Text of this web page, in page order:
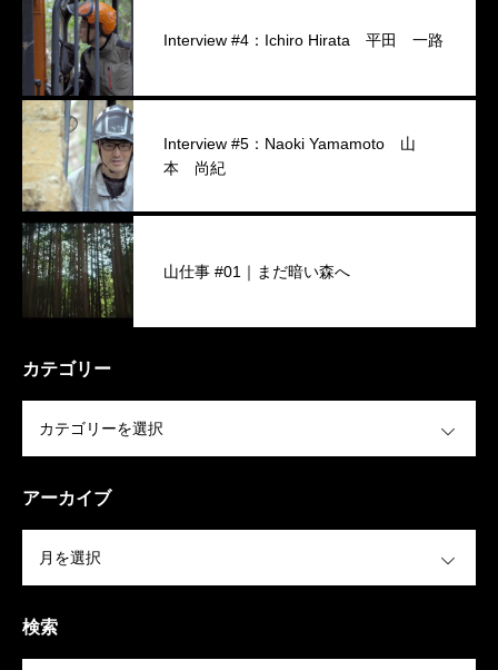
Interview #4：Ichiro Hirata 平田 一路
Interview #5：Naoki Yamamoto 山
本 尚紀
山仕事 #01｜まだ暗い森へ
カテゴリー
アーカイブ
検索